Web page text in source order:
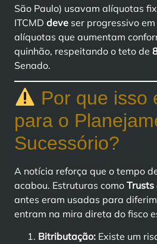
São Paulo) usavam alíquotas
ITCMD deve ser progressivo
alíquotas que aumentam
quinhão, respeitando o teto de
Senado.
Por que isso
para o
Sucessório?
A notícia reforça que o tempo
acabou. Estruturas como Trusts
antes eram usadas para
entram na mira direta do fisco
Bitributação: Existe um